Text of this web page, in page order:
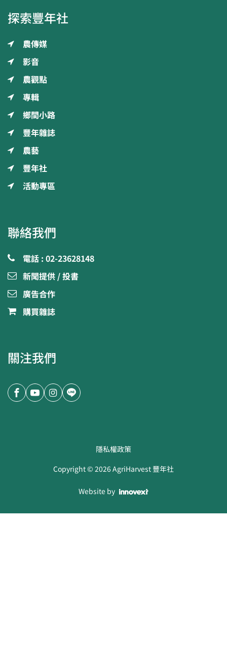
探索豐年社
農傳媒
影音
農觀點
專輯
鄉間小路
豐年雜誌
農藝
豐年社
活動專區
聯絡我們
電話 : 02-23628148
新聞提供 / 投書
廣告合作
購買雜誌
關注我們
隱私權政策
Copyright ©2026AgriHarvest 豐年社
Website by